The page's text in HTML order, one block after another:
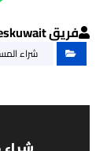
فريق Furnitureskuwait
شراء